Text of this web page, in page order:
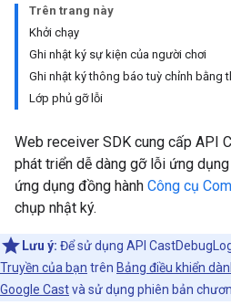
Trên trang này
Khởi chạy
Ghi nhật ký sự kiện của người chơi
Ghi nhật ký thông báo tuỳ chỉnh bằng
Lớp phủ gỡ lỗi
Web receiver SDK cung cấp API
phát triển dễ dàng gỡ lỗi ứng
ứng dụng đồng hành Công cụ
chụp nhật ký.
Lưu ý: Để sử dụng API
Truyền của bạn trên Bảng điều khiển
Google Castvà sử dụng phiên bản